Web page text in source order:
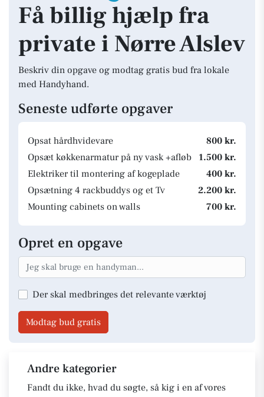
Få billig hjælp fra
private i Nørre Alslev
Beskriv din opgave og modtag gratis bud fra lokale
med Handyhand.
Seneste udførte opgaver
Opsat hårdhvidevare
800 kr.
Opsæt køkkenarmatur på ny vask +afløb
1.500 kr.
Elektriker til montering af kogeplade
400 kr.
Opsætning 4 rackbuddys og et Tv
2.200 kr.
Mounting cabinets on walls
700 kr.
Opret en opgave
Der skal medbringes det relevante værktøj
Modtag bud gratis
Andre kategorier
Fandt du ikke, hvad du søgte, så kig i en af vores